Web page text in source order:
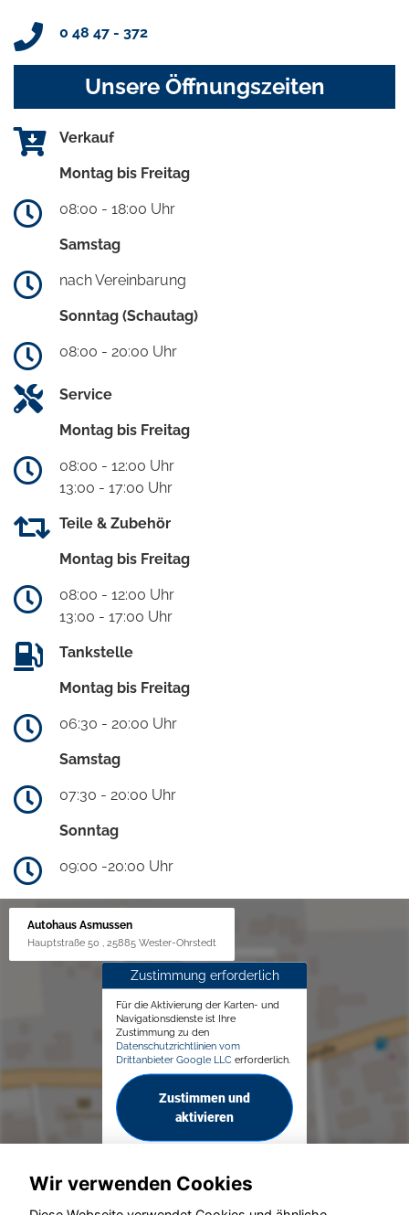
0 48 47 - 372
Unsere Öffnungszeiten
Verkauf
Montag bis Freitag
08:00 - 18:00 Uhr
Samstag
nach Vereinbarung
Sonntag (Schautag)
08:00 - 20:00 Uhr
Service
Montag bis Freitag
08:00 - 12:00 Uhr
13:00 - 17:00 Uhr
Teile & Zubehör
Montag bis Freitag
08:00 - 12:00 Uhr
13:00 - 17:00 Uhr
Tankstelle
Montag bis Freitag
06:30 - 20:00 Uhr
Samstag
07:30 - 20:00 Uhr
Sonntag
09:00 -20:00 Uhr
Autohaus Asmussen
Hauptstraße 50 , 25885 Wester-Ohrstedt
Zustimmung erforderlich
Für die Aktivierung der Karten- und
Navigationsdienste ist Ihre
Zustimmung zu den
Datenschutzrichtlinien vom
Drittanbieter Google LLC erforderlich.
Zustimmen und
aktivieren
Wir verwenden Cookies